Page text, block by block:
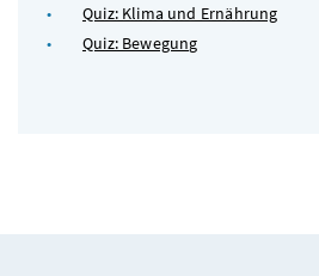
Quiz: Klima und Ernährung
Quiz: Bewegung